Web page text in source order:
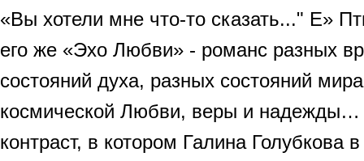
«Вы хотели мне что-то сказать..." Е»
его же «Эхо Любви» - романс разных
состояний духа, разных состояний
космической Любви, веры и
контраст, в котором Галина Голубкова